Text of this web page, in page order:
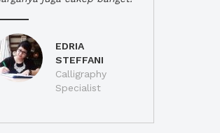
EDRIA
STEFFANI
Calligraphy
Specialist